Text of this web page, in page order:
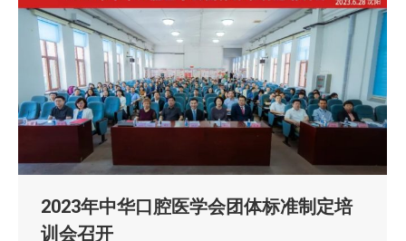
2023年中华口腔医学会团体标准制定培
训会召开